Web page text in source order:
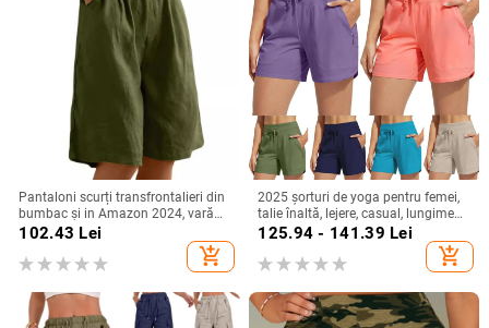
Pantaloni scurți transfrontalieri din
bumbac și in Amazon 2024, vară
nouă, pantaloni scurți pentru femei,
talie înaltă, pantaloni medii pentru
femei
102.43 Lei
add_shopping_cart
2025 șorturi de yoga pentru femei,
talie înaltă, lejere, casual, lungime
trei sferturi
125.94 - 141.39 Lei
add_shopping_cart